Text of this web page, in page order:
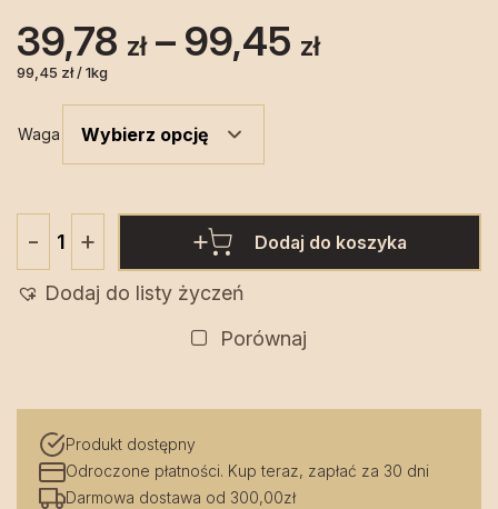
39,78 zł – 99,45 złZakres
do
99,45 zł
99,45 zł / 1kg
Waga
-
Pierś
+ Dodaj do koszyka
Dodaj do listy życzeń
Porównaj
Produkt dostępny
Odroczone płatności. Kup teraz, zapłać za 30 dni
Darmowa dostawa od 300,00zł